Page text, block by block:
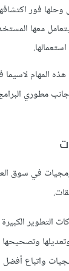
فور
معها
المهام
مطوري
في
واتباع